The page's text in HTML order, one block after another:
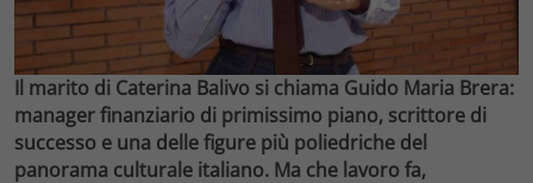
Il marito di Caterina Balivo si chiama Guido Maria Brera:
manager finanziario di primissimo piano, scrittore di
successo e una delle figure più poliedriche del
panorama culturale italiano. Ma che lavoro fa,